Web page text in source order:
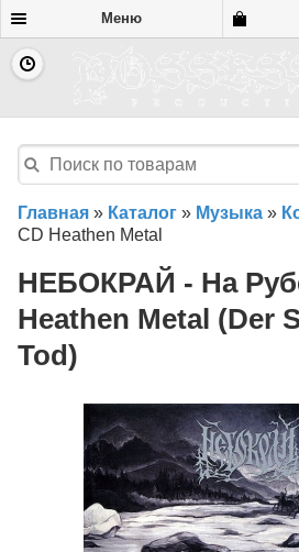
Меню
Главная » Каталог » Музыка »
CD Heathen Metal
НЕБОКРАЙ - На
Heathen Metal (Der
Tod)